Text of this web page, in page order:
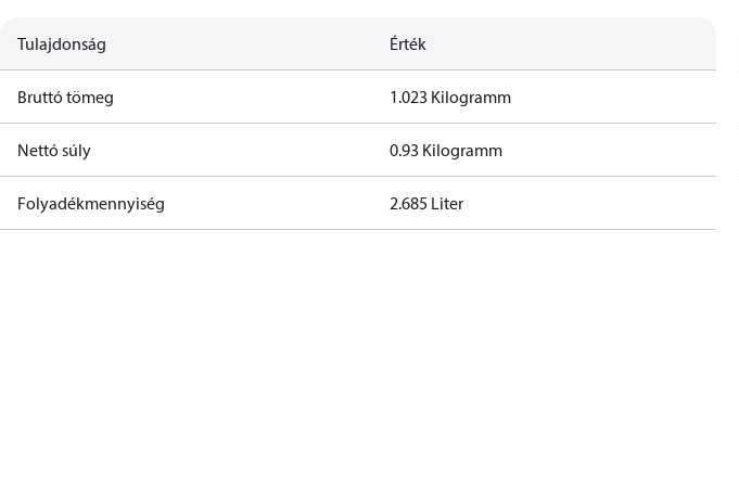
Tulajdonság Érték
Bruttó tömeg 1.023 Kilogramm
Nettó súly 0.93 Kilogramm
Folyadékmennyiség 2.685 Liter